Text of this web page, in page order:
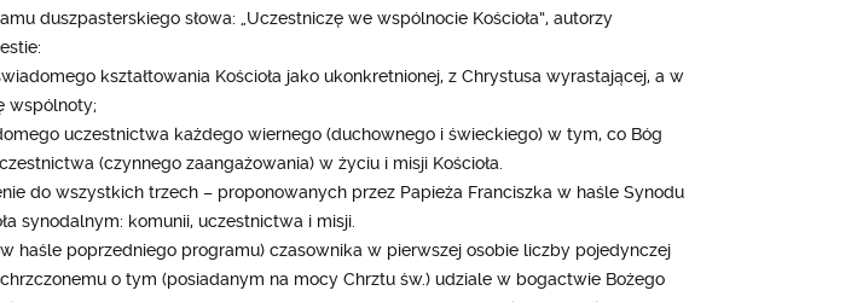
duszpasterskiego słowa: „Uczestniczę we wspólnocie Kościoła”, autorzy
kształtowania Kościoła jako ukonkretnionej, z Chrystusa wyrastającej, a w
wspólnoty;
uczestnictwa każdego wiernego (duchownego i świeckiego) w tym, co Bóg
(czynnego zaangażowania) w życiu i misji Kościoła.
do wszystkich trzech – proponowanych przez Papieża Franciszka w haśle Synodu
synodalnym: komunii, uczestnictwa i misji.
haśle poprzedniego programu) czasownika w pierwszej osobie liczby pojedynczej
o tym (posiadanym na mocy Chrztu św.) udziale w bogactwie Bożego